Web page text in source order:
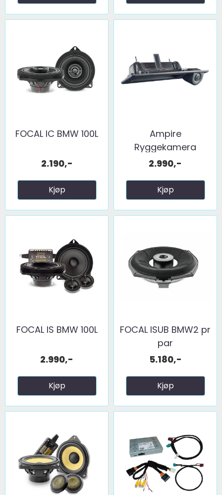
FOCAL IC BMW 100L
2.190,-
Kjøp
Ampire
Ryggekamera
(håndtak) (CVBS) ...
2.990,-
Kjøp
FOCAL IS BMW 100L
2.990,-
Kjøp
FOCAL ISUB BMW2 pr
par
5.180,-
Kjøp